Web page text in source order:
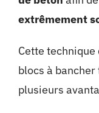
extrêmement
Cette
blocs à
plusieurs